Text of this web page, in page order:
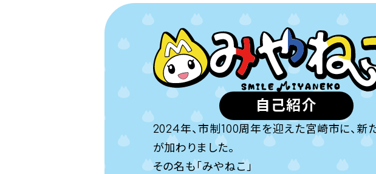
自己紹介
2024年、市制100周年を迎えた宮崎市に、新
が加わりました。
その名も「みやねこ」